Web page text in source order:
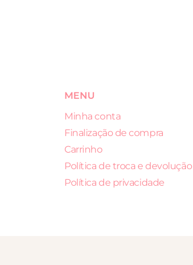
MENU
Minha conta
Finalização de compra
Carrinho
Política de troca e devolução
Política de privacidade